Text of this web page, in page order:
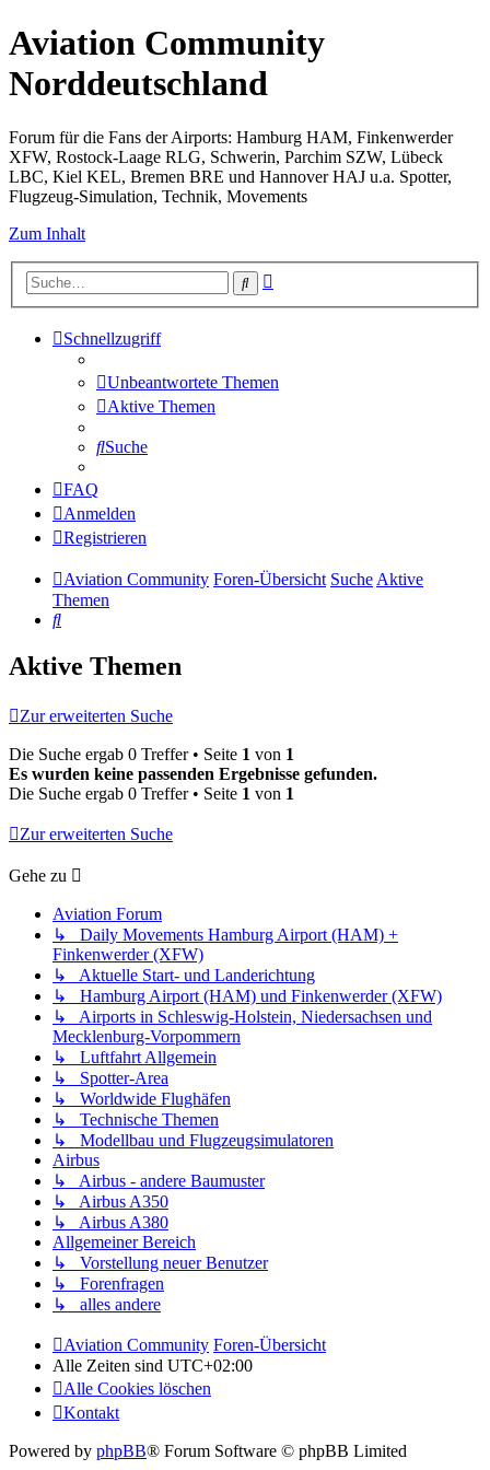
Aviation Community
Norddeutschland
Forum für die Fans der Airports: Hamburg HAM, Finkenwerder
XFW, Rostock-Laage RLG, Schwerin, Parchim SZW, Lübeck
LBC, Kiel KEL, Bremen BRE und Hannover HAJ u.a. Spotter,
Flugzeug-Simulation, Technik, Movements
Zum Inhalt
Suche
Schnellzugriff
Unbeantwortete Themen
Aktive Themen
Suche
FAQ
Anmelden
Registrieren
Aviation Community Foren-Übersicht SucheAktive
Themen
Suche
Aktive Themen
Zur erweiterten Suche
Die Suche ergab 0 Treffer • Seite 1 von 1
Es wurden keine passenden Ergebnisse gefunden.
Die Suche ergab 0 Treffer • Seite 1 von 1
Zur erweiterten Suche
Gehe zu
Aviation Forum
↳ Daily Movements Hamburg Airport (HAM) +
Finkenwerder (XFW)
↳ Aktuelle Start- und Landerichtung
↳ Hamburg Airport (HAM) und Finkenwerder (XFW)
↳ Airports in Schleswig-Holstein, Niedersachsen und
Mecklenburg-Vorpommern
↳ Luftfahrt Allgemein
↳ Spotter-Area
↳ Worldwide Flughäfen
↳ Technische Themen
↳ Modellbau und Flugzeugsimulatoren
Airbus
↳ Airbus - andere Baumuster
↳ Airbus A350
↳ Airbus A380
Allgemeiner Bereich
↳ Vorstellung neuer Benutzer
↳ Forenfragen
↳ alles andere
Aviation Community Foren-Übersicht
Alle Zeiten sind UTC+02:00
Alle Cookies löschen
Kontakt
Powered by phpBB® Forum Software © phpBB Limited